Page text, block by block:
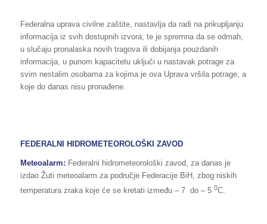
Federalna uprava civilne zaštite, nastavlja da radi na prikupljanju
informacija iz svih dostupnih izvora, te je spremna da se odmah,
u slučaju pronalaska novih tragova ili dobijanja pouzdanih
informacija, u punom kapacitetu uključi u nastavak potrage za
svim nestalim osobama za kojima je ova Uprava vršila potrage, a
koje do danas nisu pronađene.
FEDERALNI HIDROMETEOROLOŠKI ZAVOD
Meteoalarm: Federalni hidrometeorološki zavod, za danas je
izdao Žuti meteoalarm za područje Federacije BiH, zbog niskih
temperatura zraka koje će se kretati između – 7 do – 5 0C.